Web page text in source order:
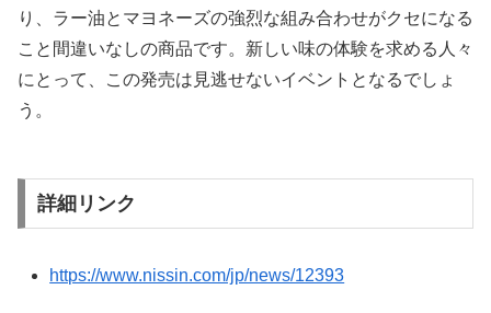
り、ラー油とマヨネーズの強烈な組み合わせがクセになる
こと間違いなしの商品です。新しい味の体験を求める人々
にとって、この発売は見逃せないイベントとなるでしょ
う。
詳細リンク
https://www.nissin.com/jp/news/12393